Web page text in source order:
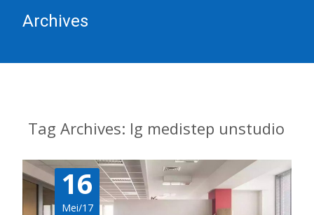
Archives
Tag Archives: lg medistep unstudio
16
Mei/17